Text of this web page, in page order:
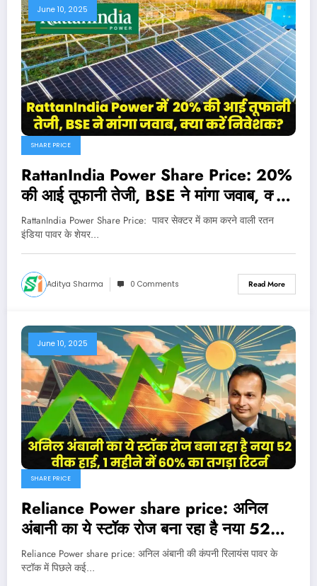
June 10, 2025
SHARE PRICE
RattanIndia Power Share Price: 20%
की आई तूफानी तेजी, BSE ने मांगा जवाब, क्या
करें निवेशक?
RattanIndia Power Share Price: पावर सेक्टर में काम करने वाली रतन
इंडिया पावर के शेयर…
Aditya Sharma 0 Comments Read More
June 10, 2025
SHARE PRICE
Reliance Power share price: अनिल
अंबानी का ये स्टॉक रोज बना रहा है नया 52
वीक हाई, 1 महीने में 60% का तगड़ा रिटर्न
Reliance Power share price: अनिल अंबानी की कंपनी रिलायंस पावर के
स्टॉक में पिछले कई…